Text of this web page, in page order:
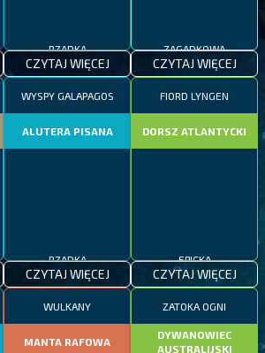
RZADKA
CZYTAJ WIĘCEJ
ZAGADKOWA
CZYTAJ WIĘCEJ
WYSPY GALAPAGOS
ALUTERA PISANA
RZADKA
CZYTAJ WIĘCEJ
FIORD LYNGEN
DORSZ ATLANTYCKI
EPICKA
CZYTAJ WIĘCEJ
WULKANY
MANTA RAFOWA
ZATOKA OGNI
DYWANOWIEC
AUSTRALIJSKI